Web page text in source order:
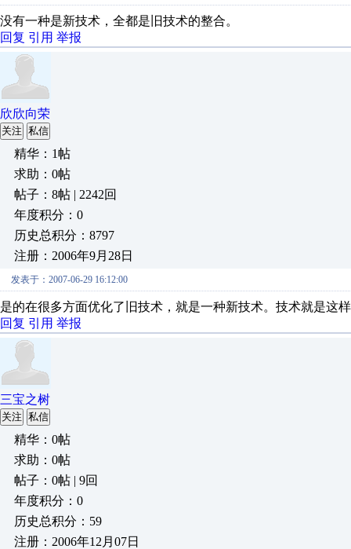
没有一种是新技术，全都是旧技术的整合。
回复 引用 举报
欣欣向荣
关注 私信
精华：1帖
求助：0帖
帖子：8帖 | 2242回
年度积分：0
历史总积分：8797
注册：2006年9月28日
发表于：2007-06-29 16:12:00
是的在很多方面优化了旧技术，就是一种新技术。技术就是这
回复 引用 举报
三宝之树
关注 私信
精华：0帖
求助：0帖
帖子：0帖 | 9回
年度积分：0
历史总积分：59
注册：2006年12月07日